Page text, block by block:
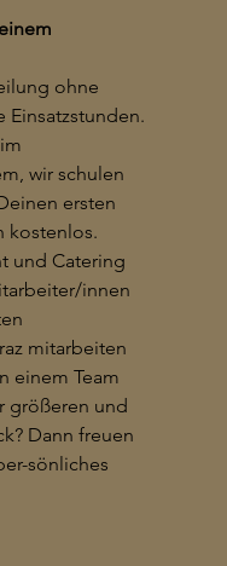
ohne
wir schulen
ersten
kostenlos.
und Catering
innen
mitarbeiten
einem Team
größeren und
Dann freuen
sönliches